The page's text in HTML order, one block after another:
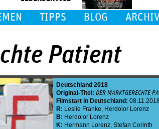
TIPPS BLOG ARCHIV
Patient
Deutschland 2018
Original-Titel: DER MARKTGERECHTE
Filmstart in Deutschland:
R: Leslie Franke, Herdolor Lorenz
B: Herdolor Lorenz
K: Hermann Lorenz, Stefan Corinth